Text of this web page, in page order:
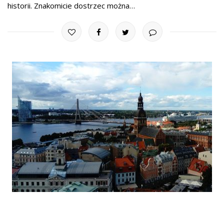
historii. Znakomicie dostrzec można…